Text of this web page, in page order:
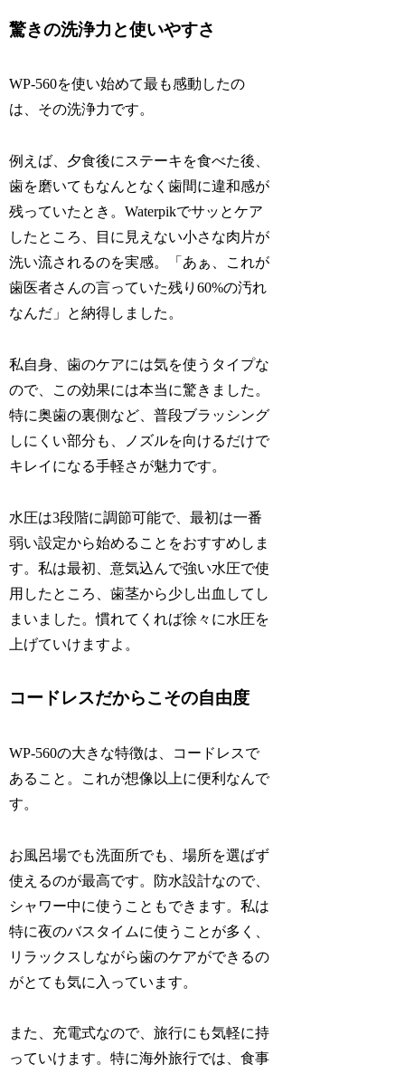
驚きの洗浄力と使いやすさ
WP-560を使い始めて最も感動したの
は、その洗浄力です。
例えば、夕食後にステーキを食べた後、
歯を磨いてもなんとなく歯間に違和感が
残っていたとき。Waterpikでサッとケア
したところ、目に見えない小さな肉片が
洗い流されるのを実感。「あぁ、これが
歯医者さんの言っていた残り60%の汚れ
なんだ」と納得しました。
私自身、歯のケアには気を使うタイプな
ので、この効果には本当に驚きました。
特に奥歯の裏側など、普段ブラッシング
しにくい部分も、ノズルを向けるだけで
キレイになる手軽さが魅力です。
水圧は3段階に調節可能で、最初は一番
弱い設定から始めることをおすすめしま
す。私は最初、意気込んで強い水圧で使
用したところ、歯茎から少し出血してし
まいました。慣れてくれば徐々に水圧を
上げていけますよ。
コードレスだからこその自由度
WP-560の大きな特徴は、コードレスで
あること。これが想像以上に便利なんで
す。
お風呂場でも洗面所でも、場所を選ばず
使えるのが最高です。防水設計なので、
シャワー中に使うこともできます。私は
特に夜のバスタイムに使うことが多く、
リラックスしながら歯のケアができるの
がとても気に入っています。
また、充電式なので、旅行にも気軽に持
っていけます。特に海外旅行では、食事